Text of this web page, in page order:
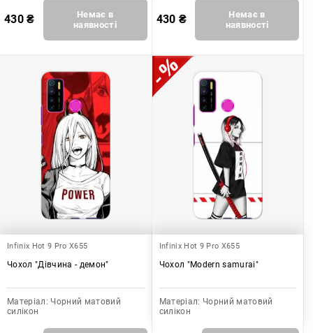
430₴
Немає в
наявності
430 ₴
Немає в
наявності
Infinix Hot 9 Pro X655
Чохол "Дівчина - демон"
Матеріал: Чорний матовий
силікон
Infinix Hot 9 Pro X655
Чохол "Modern samurai"
Матеріал: Чорний матовий
силікон